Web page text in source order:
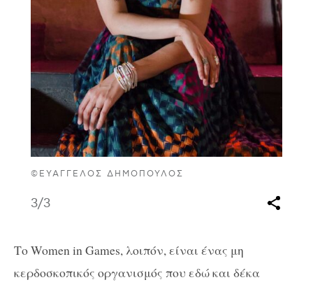
©ΕΥΆΓΓΕΛΟΣ ΔΗΜΌΠΟΥΛΟΣ
3/3
Το Women in Games, λοιπόν, είναι ένας μη
κερδοσκοπικός οργανισμός που εδώ και δέκα